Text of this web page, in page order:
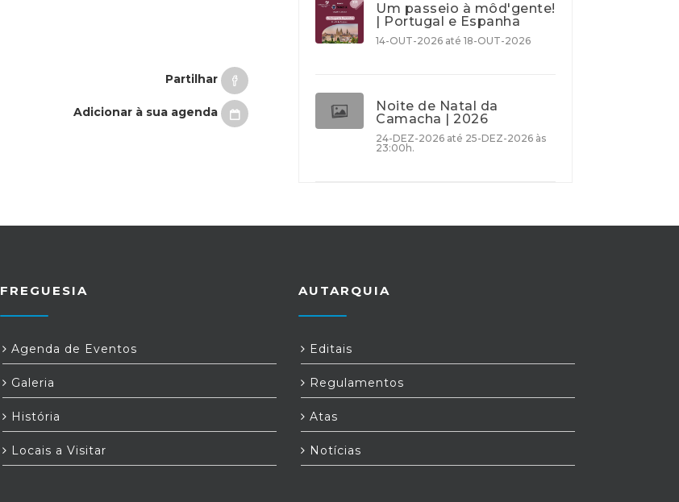
Partilhar
Adicionar à sua agenda
Um passeio à môd'gente!
| Portugal e Espanha
14-OUT-2026 até 18-OUT-2026
Noite de Natal da
Camacha | 2026
24-DEZ-2026 até 25-DEZ-2026 às
23:00h.
FREGUESIA
Agenda de Eventos
Galeria
História
Locais a Visitar
AUTARQUIA
Editais
Regulamentos
Atas
Notícias